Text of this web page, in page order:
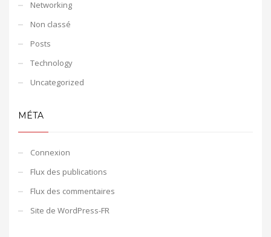
Networking
Non classé
Posts
Technology
Uncategorized
MÉTA
Connexion
Flux des publications
Flux des commentaires
Site de WordPress-FR